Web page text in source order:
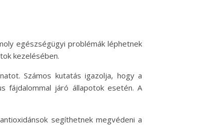
egészségügyi problémák léphetnek
kezelésében.
Számos kutatás igazolja, hogy a
fájdalommal járó állapotok esetén. A
segíthetnek megvédeni a